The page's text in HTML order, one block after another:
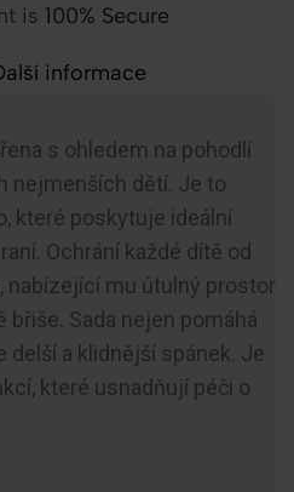
is 100% Secure
informace
s ohledem na pohodlí
nejmenších dětí. Je to
které poskytuje ideální
Ochrání každé dítě od
nabízející mu útulný prostor
Sada nejen pomáhá
delší a klidnější spánek. Je
které usnadňují péči o